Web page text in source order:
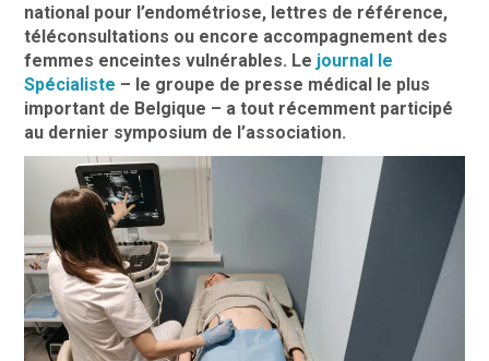
national pour l’endométriose, lettres de référence,
téléconsultations ou encore accompagnement des
femmes enceintes vulnérables. Le journal le
Spécialiste – le groupe de presse médical le plus
important de Belgique – a tout récemment participé
au dernier symposium de l’association.